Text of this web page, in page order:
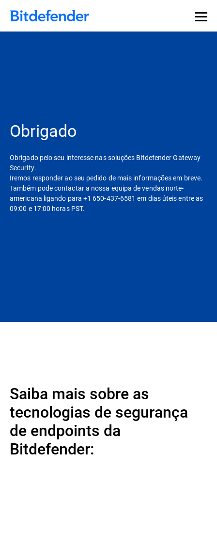
Obrigado
Obrigado pelo seu interesse nas soluções Bitdefender Gateway
Security.
Iremos responder ao seu pedido de mais informações em breve.
Também pode contactar a nossa equipa de vendas norte-
americana ligando para +1 650-437-6581 em dias úteis entre as
09:00 e 17:00 horas PST.
Saiba mais sobre as
tecnologias de segurança
de endpoints da
Bitdefender: